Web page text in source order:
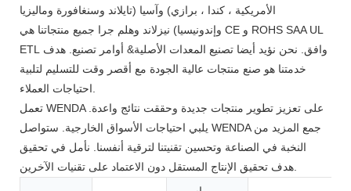
الأمريكية ، كندا ، برازي) وآسيا (تايلاند وسنغافورة وماليزيا
وإندونيسيا) نيزلاند وهلم جرا جميع منتجاتنا هي CE و ROHS SAA UL
ETL وافق. نحن نؤيد أيضا تصنيع المعدات الأصلية& أوامر تصنيع. هدف
خدمتنا هو صنع منتجات عالية الجودة مع أقصر وقت للتسليم لتلبية
تعمل WENDA على تعزيز تطوير منتجات جديدة وحققت نتائج واعدة.
يلبي احتياجات الأسواق الخارجية. ستواصل WENDA جمع المزيد من
النخبة في الصناعة وتحسين تقنيتنا لترقية أنفسنا. نأمل في تحقيق